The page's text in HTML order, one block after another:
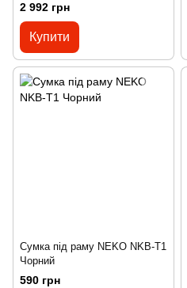
2 992 грн
Купити
Сумка під раму NEKO NKB-T1
Чорний
590 грн